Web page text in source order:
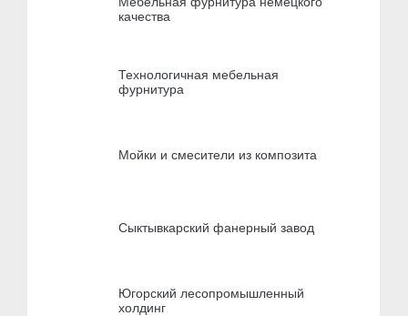
качества
Технологичная мебельная
фурнитура
Мойки и смесители из композита
Сыктывкарский фанерный завод
Югорский лесопромышленный
холдинг